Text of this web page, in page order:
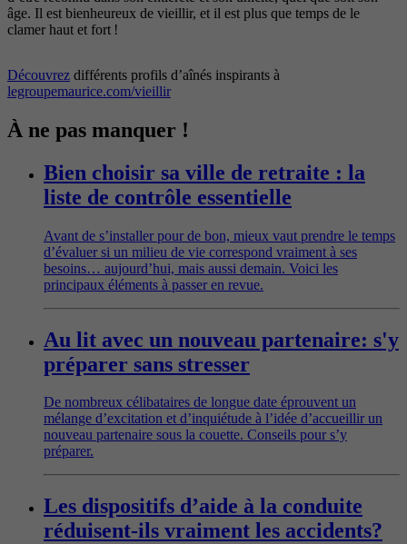
âge. Il est bienheureux de vieillir, et il est plus que temps de le
clamer haut et fort !
Découvrez différents profils d’aînés inspirants à
legroupemaurice.com/vieillir
À ne pas manquer !
Bien choisir sa ville de retraite : la
liste de contrôle essentielle
Avant de s’installer pour de bon, mieux vaut prendre le temps
d’évaluer si un milieu de vie correspond vraiment à ses
besoins… aujourd’hui, mais aussi demain. Voici les
principaux éléments à passer en revue.
Au lit avec un nouveau partenaire: s'y
préparer sans stresser
De nombreux célibataires de longue date éprouvent un
mélange d’excitation et d’inquiétude à l’idée d’accueillir un
nouveau partenaire sous la couette. Conseils pour s’y
préparer.
Les dispositifs d’aide à la conduite
réduisent-ils vraiment les accidents?